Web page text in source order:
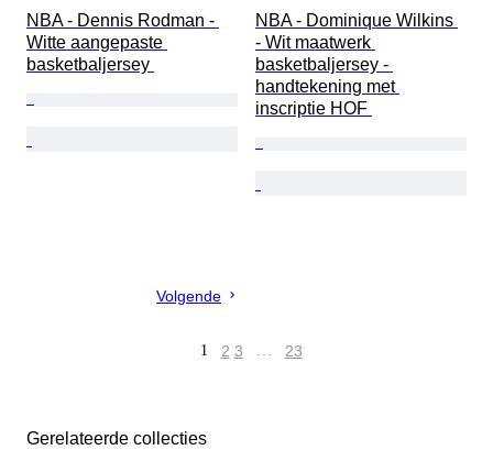
NBA - Dennis Rodman -
Witte aangepaste
basketbaljersey
NBA - Dominique Wilkins
- Wit maatwerk
basketbaljersey -
handtekening met
inscriptie HOF
Volgende
1 2 3 … 23
Gerelateerde collecties